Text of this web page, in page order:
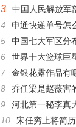
3
中国人民解放军
4
申通快递单号怎
5
中国七大军区分布图
6
世界十大篮球巨星排名都有
7
金银花露作品有
8
乔任梁是赵薇害的，娱乐圈到底有多乱，
9
河北第一秘李真
10
宋任穷上将简历